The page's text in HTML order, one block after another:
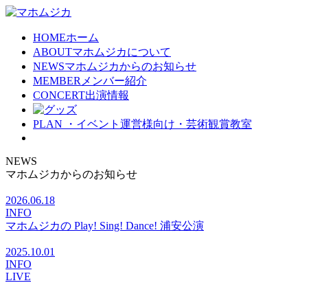
HOMEホーム
ABOUTマホムジカについて
NEWSマホムジカからのお知らせ
MEMBER メンバー紹介
CONCERT出演情報
PLAN ・イベント運営様向け・芸術観賞教室
NEWS
マホムジカからのお知らせ
2026.06.18
INFO
マホムジカの Play! Sing! Dance! 浦安公演
2025.10.01
INFO
LIVE